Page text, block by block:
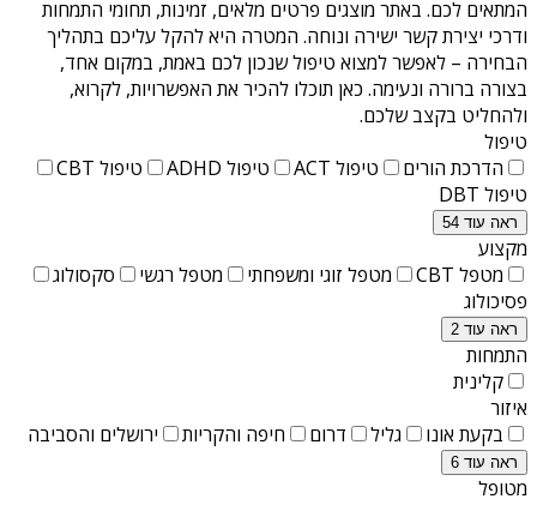
המתאים לכם. באתר מוצגים פרטים מלאים, זמינות, תחומי התמחות
ודרכי יצירת קשר ישירה ונוחה. המטרה היא להקל עליכם בתהליך
הבחירה – לאפשר למצוא טיפול שנכון לכם באמת, במקום אחד,
בצורה ברורה ונעימה. כאן תוכלו להכיר את האפשרויות, לקרוא,
ולהחליט בקצב שלכם.
טיפול
הדרכת הורים
טיפול ACT טיפול ADHD
טיפול CBT
טיפול DBT
ראה עוד 54
מקצוע
מטפל CBT
מטפל זוגי ומשפחתי מטפל רגשי
סקסולוג
פסיכולוג
ראה עוד 2
התמחות
קלינית
איזור
בקעת אונו
גליל דרום חיפה והקריות ירושלים והסביבה
ראה עוד 6
מטופל